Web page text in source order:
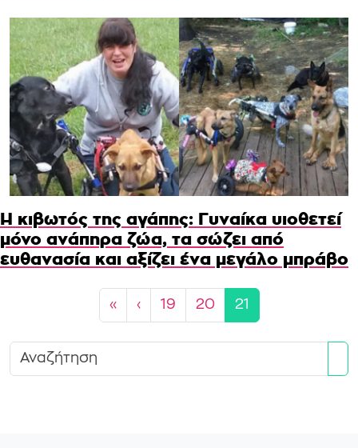
Η κιβωτός της αγάπης: Γυναίκα υιοθετεί
μόνο ανάπηρα ζώα, τα σώζει από
ευθανασία και αξίζει ένα μεγάλο μπράβο
Page navigation
« ‹ Page
19 Page
20 Current Page
21